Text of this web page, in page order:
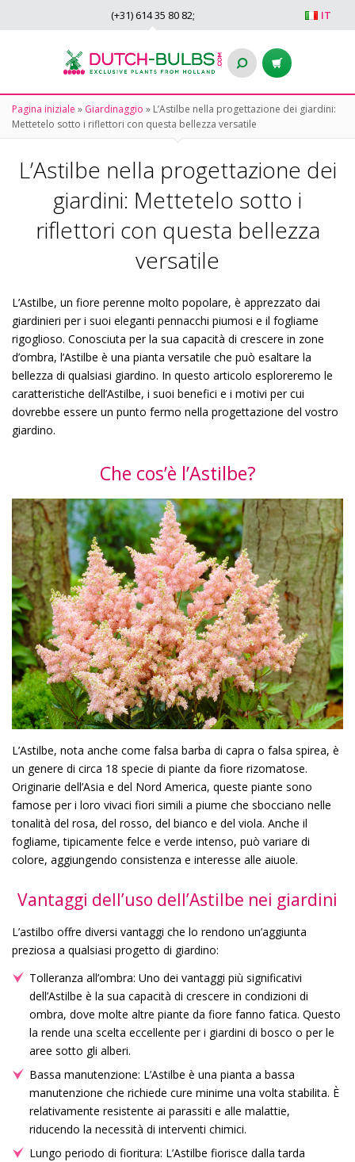
IT
(+31) 614 35 80 82;
Pagina iniziale » Giardinaggio » L’Astilbe nella progettazione dei giardini:
Mettetelo sotto i riflettori con questa bellezza versatile
L’Astilbe nella progettazione dei
giardini: Mettetelo sotto i
riflettori con questa bellezza
versatile
L’Astilbe, un fiore perenne molto popolare, è apprezzato dai
giardinieri per i suoi eleganti pennacchi piumosi e il fogliame
rigoglioso. Conosciuta per la sua capacità di crescere in zone
d’ombra, l’Astilbe è una pianta versatile che può esaltare la
bellezza di qualsiasi giardino. In questo articolo esploreremo le
caratteristiche dell’Astilbe, i suoi benefici e i motivi per cui
dovrebbe essere un punto fermo nella progettazione del vostro
giardino.
Che cos’è l’Astilbe?
L’Astilbe, nota anche come falsa barba di capra o falsa spirea, è
un genere di circa 18 specie di piante da fiore rizomatose.
Originarie dell’Asia e del Nord America, queste piante sono
famose per i loro vivaci fiori simili a piume che sbocciano nelle
tonalità del rosa, del rosso, del bianco e del viola. Anche il
fogliame, tipicamente felce e verde intenso, può variare di
colore, aggiungendo consistenza e interesse alle aiuole.
Vantaggi dell’uso dell’Astilbe nei giardini
L’astilbo offre diversi vantaggi che lo rendono un’aggiunta
preziosa a qualsiasi progetto di giardino:
Tolleranza all’ombra: Uno dei vantaggi più significativi
dell’Astilbe è la sua capacità di crescere in condizioni di
ombra, dove molte altre piante da fiore fanno fatica. Questo
la rende una scelta eccellente per i giardini di bosco o per le
aree sotto gli alberi.
Bassa manutenzione: L’Astilbe è una pianta a bassa
manutenzione che richiede cure minime una volta stabilita. È
relativamente resistente ai parassiti e alle malattie,
riducendo la necessità di interventi chimici.
Lungo periodo di fioritura: L’Astilbe fiorisce dalla tarda